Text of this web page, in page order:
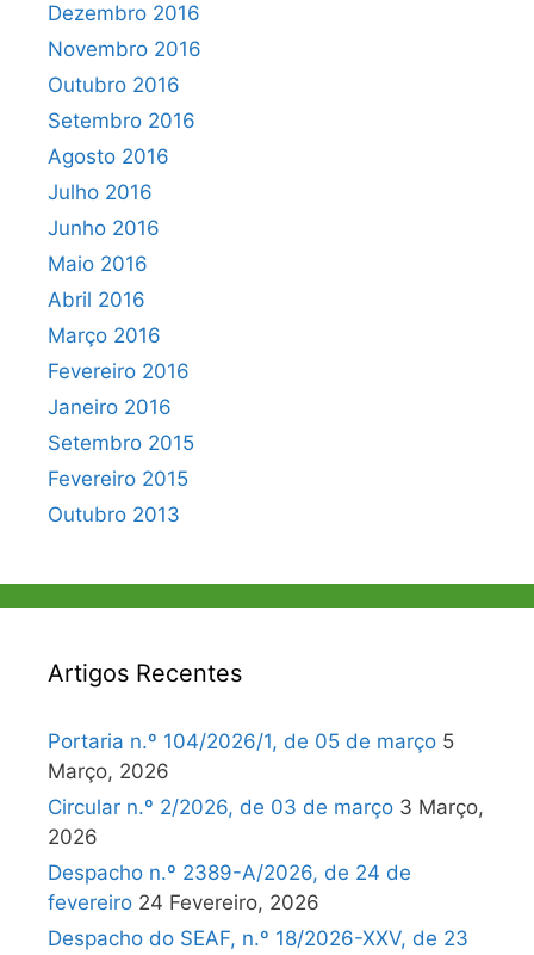
Dezembro 2016
Novembro 2016
Outubro 2016
Setembro 2016
Agosto 2016
Julho 2016
Junho 2016
Maio 2016
Abril 2016
Março 2016
Fevereiro 2016
Janeiro 2016
Setembro 2015
Fevereiro 2015
Outubro 2013
Artigos Recentes
Portaria n.º 104/2026/1, de 05 de março 5
Março, 2026
Circular n.º 2/2026, de 03 de março 3 Março,
2026
Despacho n.º 2389-A/2026, de 24 de
fevereiro 24 Fevereiro, 2026
Despacho do SEAF, n.º 18/2026-XXV, de 23